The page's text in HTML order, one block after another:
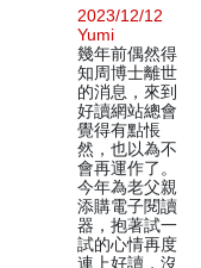
2023/12/12
Yumi
幾年前偶然得
知周博士離世
的消息，來到
好讀網站總會
覺得有點悵
然，也以為不
會再運作了。
今年為老父親
添購電子閱讀
器，抱著試一
試的心情再度
連上好讀，沒